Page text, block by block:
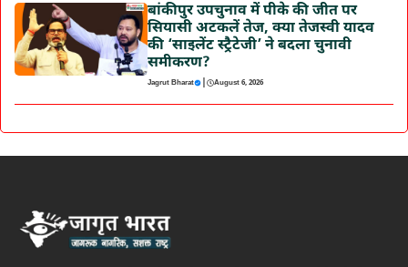
बांकीपुर उपचुनाव में पीके की जीत पर
सियासी अटकलें तेज, क्या तेजस्वी यादव
की ‘साइलेंट स्ट्रैटेजी’ ने बदला चुनावी
समीकरण?
Jagrut Bharat | August 6, 2026